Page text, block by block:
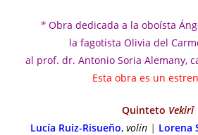
* Obra dedicada a la oboísta
la fagotista Olivia del
al prof. dr. Antonio Soria Alemany,
Esta obra es un
Quinteto Vekirî
Lucía Ruiz-Risueño, volín | Lorena